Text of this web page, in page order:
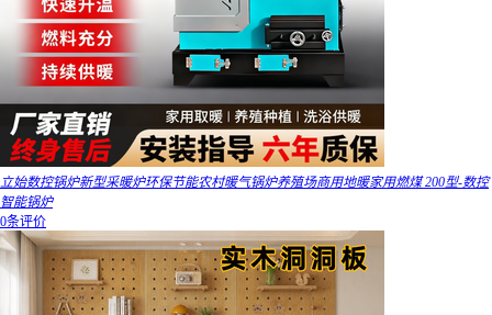
立始数控锅炉新型采暖炉环保节能农村暖气锅炉养殖场商用地暖家用燃煤 200型-数控
智能锅炉
0条评价